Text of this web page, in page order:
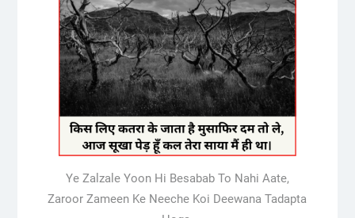
Ye Zalzale Yoon Hi Besabab To Nahi Aate,
Zaroor Zameen Ke Neeche Koi Deewana Tadapta